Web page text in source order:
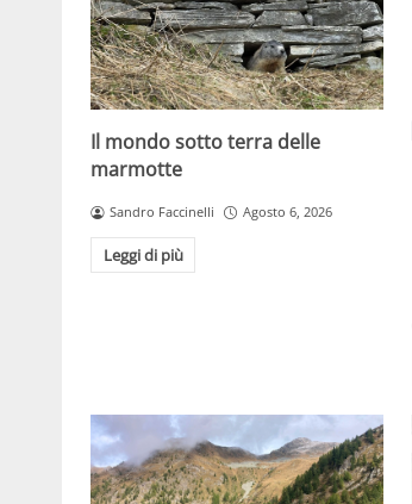
Il mondo sotto terra delle
marmotte
Sandro Faccinelli Agosto 6, 2026
Leggi di più